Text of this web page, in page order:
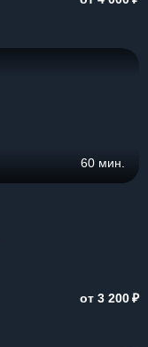
60 мин.
от 3 200₽